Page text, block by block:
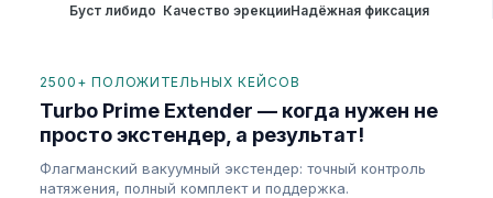
Буст либидо Качество эрекцииНадёжная фиксация
2500+ ПОЛОЖИТЕЛЬНЫХ КЕЙСОВ
Turbo Prime Extender — когда нужен не
просто экстендер, а результат!
Флагманский вакуумный экстендер: точный контроль
натяжения, полный комплект и поддержка.